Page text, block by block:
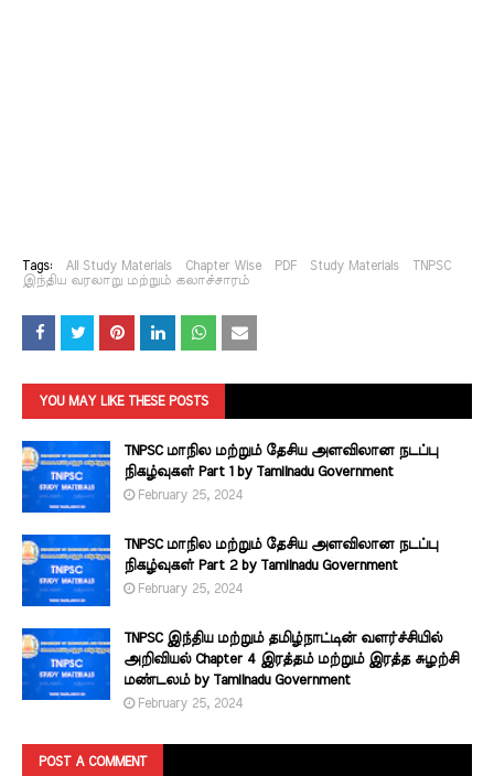
Tags: All Study Materials Chapter Wise PDF Study Materials
TNPSC
இந்திய வரலாறு மற்றும் கலாச்சாரம்
YOU MAY LIKE THESE POSTS
TNPSC மாநில மற்றும் தேசிய அளவிலான நடப்பு
நிகழ்வுகள் Part 1 by Tamilnadu Government
February 25, 2024
TNPSC மாநில மற்றும் தேசிய அளவிலான நடப்பு
நிகழ்வுகள் Part 2 by Tamilnadu Government
February 25, 2024
TNPSC இந்திய மற்றும் தமிழ்நாட்டின் வளர்ச்சியில்
அறிவியல் Chapter 4 இரத்தம் மற்றும் இரத்த சுழற்சி
மண்டலம் by Tamilnadu Government
February 25, 2024
POST A COMMENT